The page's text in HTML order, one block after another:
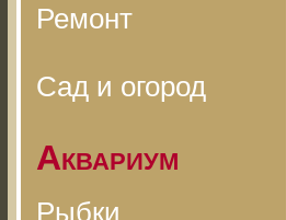
Ремонт
Сад и огород
Аквариум
Рыбки